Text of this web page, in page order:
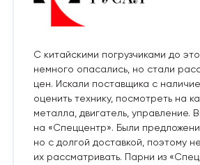
С китайскими погрузчиками до
немного опасались, но стали
цен. Искали поставщика с
оценить технику, посмотреть на
металла, двигатель, управление.
на «Спеццентр». Были
но с долгой доставкой, поэтому
их рассматривать. Парни из